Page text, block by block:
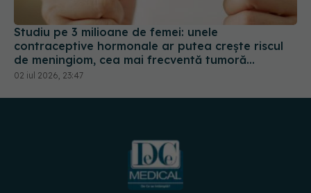
de meningiom, cea mai frecventă tumoră
cerebrală
02 iul 2026, 23:47
URMĂREȘTE-NE PE:
DESCARCĂ APLICAȚIA